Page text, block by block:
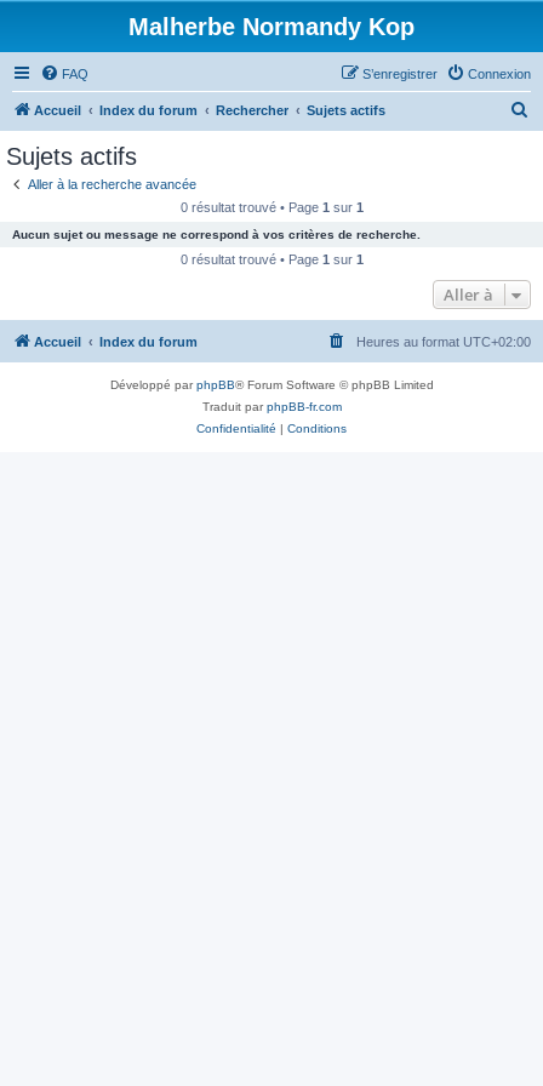
Malherbe Normandy Kop
FAQ Connexion
S’enregistrer
Accueil Index du forum Rechercher Sujets actifs
c
e
Sujets actifs
Aller à la recherche avancée
0 résultat trouvé • Page 1 sur 1
Aucun sujet ou message ne correspond à vos critères de recherche.
0 résultat trouvé • Page 1 sur 1
Aller à
Accueil Index du forum Heures au format UTC+02:00
Développé parphpBB® Forum Software © phpBB Limited
Traduit parphpBB-fr.com
Confidentialité | Conditions